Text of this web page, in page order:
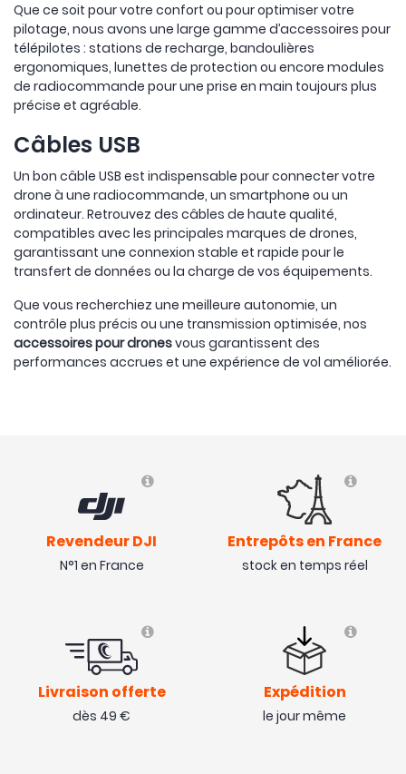
Que ce soit pour votre confort ou pour optimiser votre
pilotage, nous avons une large gamme d’accessoires pour
télépilotes : stations de recharge, bandoulières
ergonomiques, lunettes de protection ou encore modules
de radiocommande pour une prise en main toujours plus
précise et agréable.
Câbles USB
Un bon câble USB est indispensable pour connecter votre
drone à une radiocommande, un smartphone ou un
ordinateur. Retrouvez des câbles de haute qualité,
compatibles avec les principales marques de drones,
garantissant une connexion stable et rapide pour le
transfert de données ou la charge de vos équipements.
Que vous recherchiez une meilleure autonomie, un
contrôle plus précis ou une transmission optimisée, nos
accessoires pour dronesvous garantissent des
performances accrues et une expérience de vol améliorée.
Revendeur DJI
N°1 en France
Entrepôts en France
stock en temps réel
Livraison offerte
dès 49 €
Expédition
le jour même